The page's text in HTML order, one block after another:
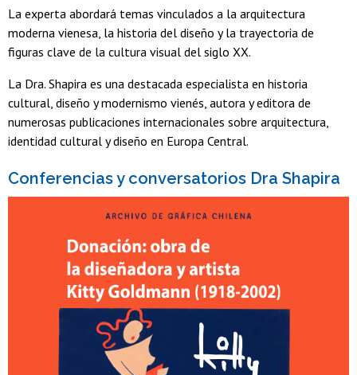
La experta abordará temas vinculados a la arquitectura
moderna vienesa, la historia del diseño y la trayectoria de
figuras clave de la cultura visual del siglo XX.
La Dra. Shapira es una destacada especialista en historia
cultural, diseño y modernismo vienés, autora y editora de
numerosas publicaciones internacionales sobre arquitectura,
identidad cultural y diseño en Europa Central.
Conferencias y conversatorios Dra Shapira